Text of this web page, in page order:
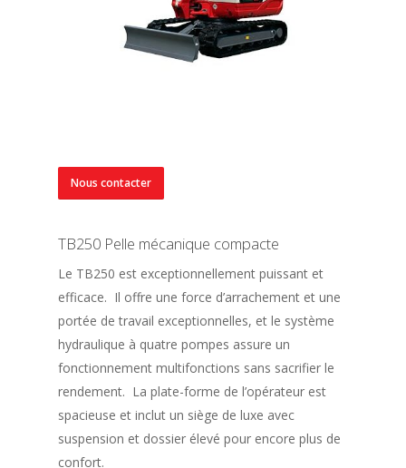
Nous contacter
TB250 Pelle mécanique compacte
Le TB250 est exceptionnellement puissant et
efficace. Il offre une force d’arrachement et une
portée de travail exceptionnelles, et le système
hydraulique à quatre pompes assure un
fonctionnement multifonctions sans sacrifier le
rendement. La plate-forme de l’opérateur est
spacieuse et inclut un siège de luxe avec
suspension et dossier élevé pour encore plus de
confort.